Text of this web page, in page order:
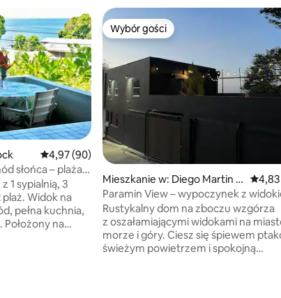
13
Wybór gości
Średnia ocena: 4,97 na 5, liczba recenzji: 90
4,97 (90)
słońca – plaża
1 sypialnią, 3
Widok na
pełna kuchnia,
Położony na
Wybór gości
Wybór gości
Mieszkanie w: Diego Martin R
egional Corporation
Paramin View – wypoczynek z
na ocean i góry
Rustykalny dom na zboczu wzgórza
z oszałamiającymi widokami na
morze i góry. Ciesz się śpiewem
świeżym powietrzem i spokojną